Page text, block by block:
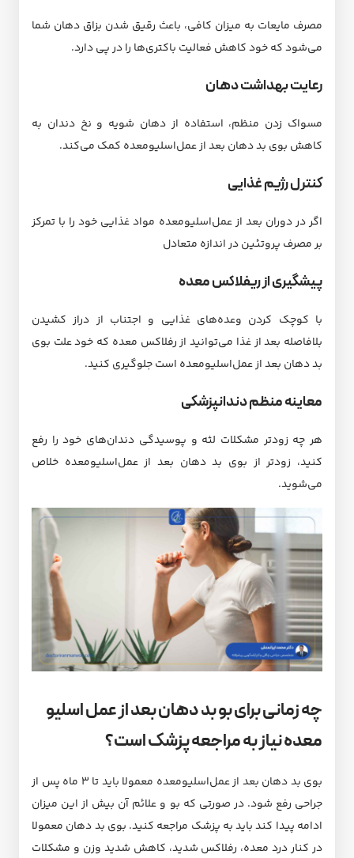
مصرف مایعات به میزان کافی، باعث رقیق شدن بزاق دهان شما
می‌‌شود که خود کاهش فعالیت باکتری‌ها را در پی دارد.
رعایت بهداشت دهان
مسواک زدن منظم، استفاده از دهان شویه و نخ دندان به
کاهش بوی بد دهان بعد از عمل‌اسلیو‌معده کمک می‌کند.
کنترل رژیم غذایی
اگر در دوران بعد از عمل‌اسلیو‌معده مواد غذایی خود را با تمرکز
بر مصرف پروتئین در اندازه متعادل
پیشگیری از ریفلاکس معده
با کوچک کردن وعده‌های غذایی و اجتناب از دراز کشیدن
بلافاصله بعد از غذا می‌توانید از رفلاکس معده که خود علت بوی
بد دهان بعد از عمل‌اسلیو‌معده است جلوگیری کنید.
معاینه منظم دندانپزشکی
هر چه زودتر مشکلات لثه و پوسیدگی دندان‌های خود را رفع
کنید، زودتر از بوی بد دهان بعد از عمل‌اسلیو‌معده خلاص
می‌شوید.
چه زمانی برای بو بد دهان بعد از عمل اسلیو
معده نیاز به مراجعه پزشک است؟
بوی بد دهان بعد از عمل‌اسلیو‌معده معمولا باید تا ۳ ماه پس از
جراحی رفع شود. در صورتی که بو و علائم آن بیش از این میزان
ادامه پیدا کند باید به پزشک مراجعه کنید. بوی بد دهان معمولا
در کنار درد معده، رفلاکس شدید، کاهش شدید وزن و مشکلات